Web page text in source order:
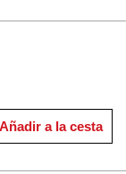
Añadir a la cesta